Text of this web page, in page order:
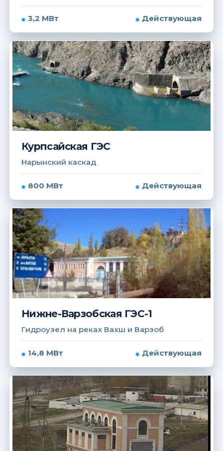
3,2 МВт Действующая
Курпсайская ГЭС
Нарынский каскад
800 МВт Действующая
Нижне-Варзобская ГЭС-1
Гидроузел на реках Вахш и Варзоб
14,8 МВт Действующая